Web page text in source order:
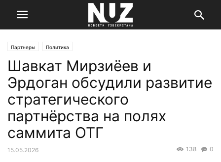
Партнеры Политика
Шавкат Мирзиёев и
Эрдоган обсудили развитие
стратегического
партнёрства на полях
саммита ОТГ
15.05.2026 0
138